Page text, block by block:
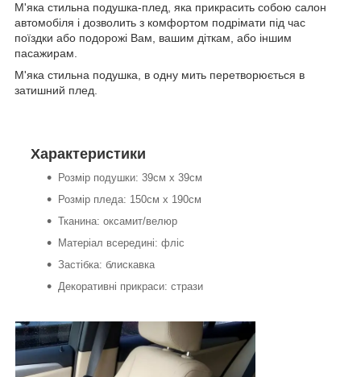
М'яка стильна подушка-плед, яка прикрасить собою салон
автомобіля і дозволить з комфортом подрімати під час
поїздки або подорожі Вам, вашим діткам, або іншим
пасажирам.
М'яка стильна подушка, в одну мить перетворюється в
затишний плед.
Характеристики
Розмір подушки: 39см х 39см
Розмір пледа: 150см х 190см
Тканина: оксамит/велюр
Матеріал всередині: фліс
Застібка: блискавка
Декоративні прикраси: стрази